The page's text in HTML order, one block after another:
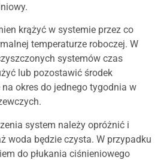
krążyć w systemie przez co
temperaturze roboczej. W
systemów czas
lub pozostawić środek
okres do jednego tygodnia w
system należy opróżnić i
woda będzie czysta. W przypadku
do płukania ciśnieniowego